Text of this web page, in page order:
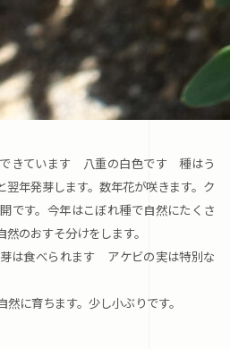
きています 八重の白色です 種はう
翌年発芽します。数年花が咲きます。ク
です。今年はこぼれ種で自然にたくさ
のおすそ分けをします。
は食べられます アケビの実は特別な
に育ちます。少し小ぶりです。